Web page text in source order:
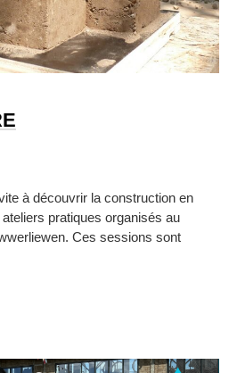
à découvrir la construction en
pratiques organisés au
Ces sessions sont